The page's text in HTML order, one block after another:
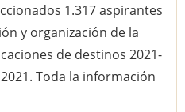
1.317 aspirantes
y organización de la
de destinos 2021-
Toda la información